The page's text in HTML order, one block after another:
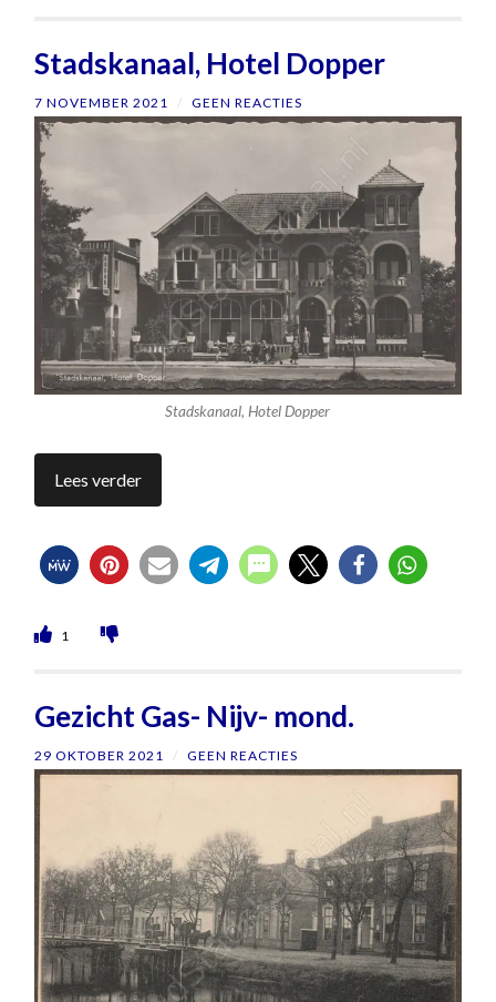
Stadskanaal, Hotel Dopper
7 NOVEMBER 2021 / GEEN REACTIES
Stadskanaal, Hotel Dopper
Lees verder
1
Gezicht Gas- Nijv- mond.
29 OKTOBER 2021 / GEEN REACTIES